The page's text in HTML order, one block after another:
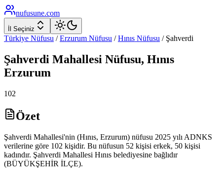
nufusune.com
İl Seçiniz
Türkiye Nüfusu / Erzurum Nüfusu / Hınıs Nüfusu / Şahverdi
Şahverdi Mahallesi Nüfusu, Hınıs
Erzurum
102
Özet
Şahverdi Mahallesi'nin (Hınıs, Erzurum) nüfusu 2025 yılı ADNKS
verilerine göre 102 kişidir. Bu nüfusun 52 kişisi erkek, 50 kişisi
kadındır. Şahverdi Mahallesi Hınıs belediyesine bağlıdır
(BÜYÜKŞEHİR İLÇE).